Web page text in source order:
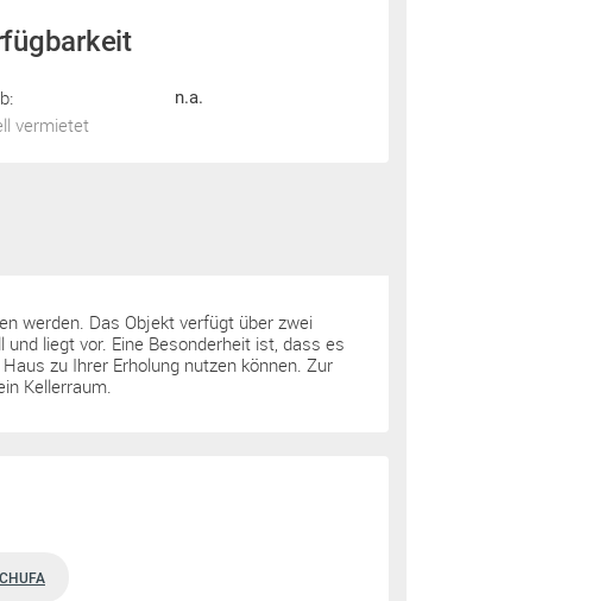
n.a.
vermietet
werden. Das Objekt verfügt über zwei
liegt vor. Eine Besonderheit ist, dass es
zu Ihrer Erholung nutzen können. Zur
Kellerraum.